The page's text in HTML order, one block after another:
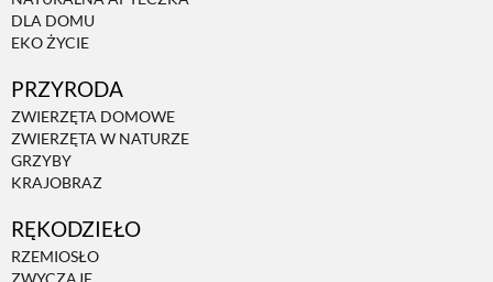
DLA DOMU
EKO ŻYCIE
PRZYRODA
ZWIERZĘTA DOMOWE
ZWIERZĘTA W NATURZE
GRZYBY
KRAJOBRAZ
RĘKODZIEŁO
RZEMIOSŁO